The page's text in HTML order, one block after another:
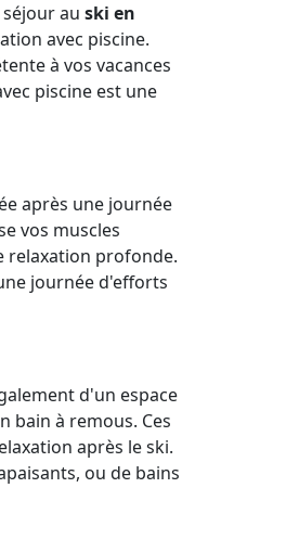
au ski en
avec piscine.
à vos vacances
piscine est une
après une journée
vos muscles
relaxation profonde.
journée d'efforts
d'un espace
bain à remous. Ces
après le ski.
ou de bains